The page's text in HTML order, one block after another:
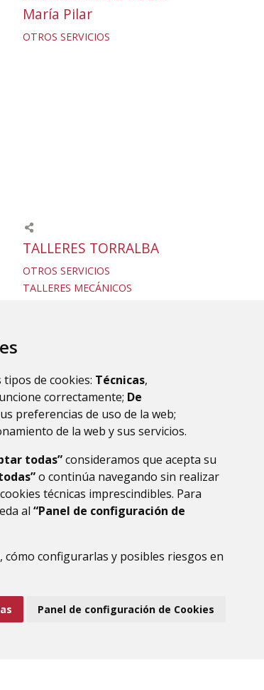
de cookies: Técnicas,
correctamente; De
preferencias de uso de la web;
de la web y sus servicios.
todas”consideramos que acepta su
o continúa navegando sin realizar
técnicas imprescindibles. Para
al “Panel de configuración de
configurarlas y posibles riesgos en
Panel de configuración de Cookies
María Pilar
OTROS SERVICIOS
TALLERES TORRALBA
OTROS SERVICIOS
TALLERES MECÁNICOS
ACCESIBILIDAD POLÍTICA DE COOKIES